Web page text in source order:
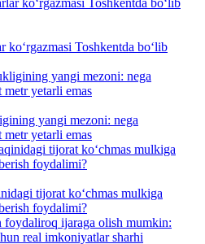
Toshkentda bo‘lib
yangi mezoni: nega
metr yetarli emas
tijorat ko‘chmas mulkiga
foydalimi?